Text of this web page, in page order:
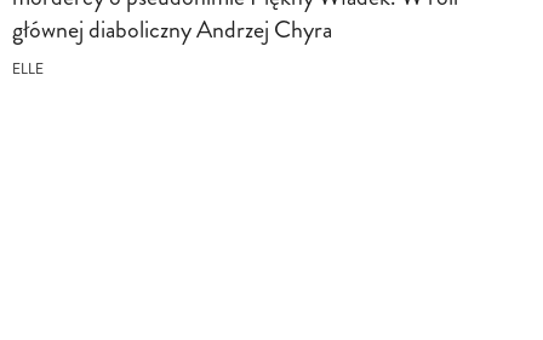
głównej diaboliczny Andrzej Chyra
ELLE